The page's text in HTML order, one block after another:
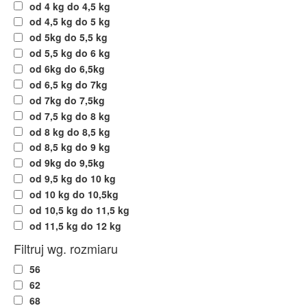
od 4 kg do 4,5 kg
od 4,5 kg do 5 kg
od 5kg do 5,5 kg
od 5,5 kg do 6 kg
od 6kg do 6,5kg
od 6,5 kg do 7kg
od 7kg do 7,5kg
od 7,5 kg do 8 kg
od 8 kg do 8,5 kg
od 8,5 kg do 9 kg
od 9kg do 9,5kg
od 9,5 kg do 10 kg
od 10 kg do 10,5kg
od 10,5 kg do 11,5 kg
od 11,5 kg do 12 kg
Filtruj wg. rozmiaru
56
62
68